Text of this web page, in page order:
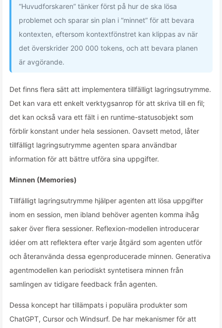
“Huvudforskaren” tänker först på hur de ska lösa
problemet och sparar sin plan i “minnet” för att bevara
kontexten, eftersom kontextfönstret kan klippas av när
det överskrider 200 000 tokens, och att bevara planen
är avgörande.
Det finns flera sätt att implementera tillfälligt lagringsutrymme.
Det kan vara ett enkelt verktygsanrop för att skriva till en fil;
det kan också vara ett fält i en runtime-statusobjekt som
förblir konstant under hela sessionen. Oavsett metod, låter
tillfälligt lagringsutrymme agenten spara användbar
information för att bättre utföra sina uppgifter.
Minnen (Memories)
Tillfälligt lagringsutrymme hjälper agenten att lösa uppgifter
inom en session, men ibland behöver agenten komma ihåg
saker över flera sessioner. Reflexion-modellen introducerar
idéer om att reflektera efter varje åtgärd som agenten utför
och återanvända dessa egenproducerade minnen. Generativa
agentmodellen kan periodiskt syntetisera minnen från
samlingen av tidigare feedback från agenten.
Dessa koncept har tillämpats i populära produkter som
ChatGPT, Cursor och Windsurf. De har mekanismer för att